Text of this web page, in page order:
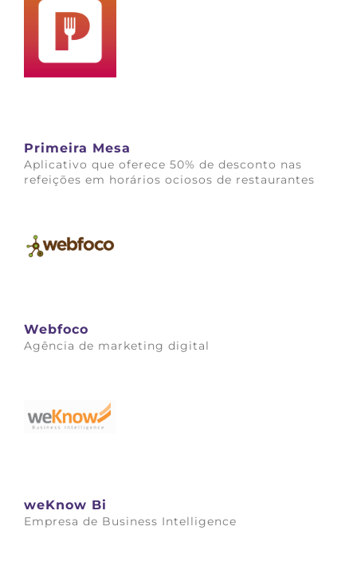
Primeira Mesa
Aplicativo que oferece 50% de desconto nas
refeições em horários ociosos de restaurantes
Webfoco
Agência de marketing digital
weKnow Bi
Empresa de Business Intelligence